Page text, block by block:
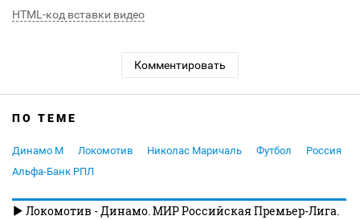
HTML-код вставки видео
Комментировать
ПО ТЕМЕ
Динамо М Локомотив Николас Маричаль Футбол
Россия
Альфа-Банк РПЛ
Локомотив - Динамо. МИР Российская Премьер-Лига.